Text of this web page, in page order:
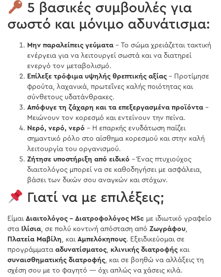
5 βασικές συμβουλές για
σωστό και μόνιμο αδυνάτισμα:
Μην παραλείπεις γεύματα – Το σώμα χρειάζεται τακτική
ενέργεια για να λειτουργεί σωστά και να διατηρεί
ενεργό τον μεταβολισμό.
Επίλεξε τρόφιμα υψηλής θρεπτικής αξίας – Προτίμησε
φρούτα, λαχανικά, πρωτεΐνες καλής ποιότητας και
σύνθετους υδατάνθρακες.
Απόφυγε τη ζάχαρη και τα επεξεργασμένα προϊόντα –
Μειώνουν τον κορεσμό και εντείνουν την πείνα.
Νερό, νερό, νερό – Η επαρκής ενυδάτωση παίζει
σημαντικό ρόλο στο αίσθημα κορεσμού και στην καλή
λειτουργία του οργανισμού.
Ζήτησε υποστήριξη από ειδικό – Ένας πτυχιούχος
διαιτολόγος μπορεί να σε καθοδηγήσει με ασφάλεια,
βάσει των δικών σου αναγκών και στόχων.
Γιατί να με επιλέξεις;
Είμαι Διαιτολόγος – Διατροφολόγος MSc με ιδιωτικό γραφείο
στα Ιλίσια, σε πολύ κοντινή απόσταση από Ζωγράφου,
Πλατεία Μαβίλη, και Αμπελόκηπους. Εξειδικεύομαι σε
προγράμματα αδυνατίσματος, κλινικής διατροφής και
συναισθηματικής διατροφής, και σε βοηθώ να αλλάξεις τη
σχέση σου με το φαγητό — όχι απλώς να χάσεις κιλά.